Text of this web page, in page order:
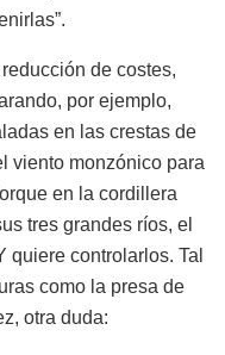
de costes,
por ejemplo,
en las crestas de
viento monzónico para
en la cordillera
tres grandes ríos, el
quiere controlarlos. Tal
como la presa de
otra duda: